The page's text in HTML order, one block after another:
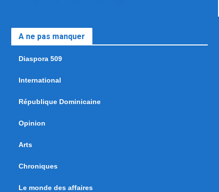
A ne pas manquer
Diaspora 509
International
République Dominicaine
Opinion
Arts
Chroniques
Le monde des affaires